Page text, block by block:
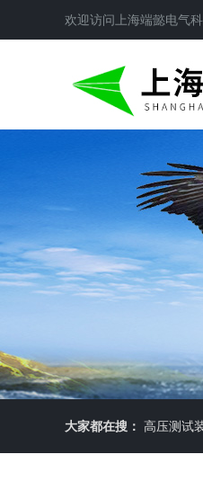
欢迎访问 上海端懿电气
大家都在搜： 高压测试